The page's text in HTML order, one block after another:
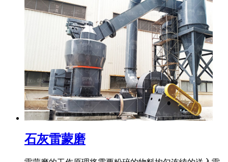
石灰雷蒙磨